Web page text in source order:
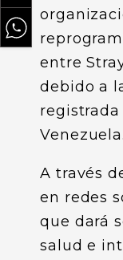
entre
debido a
Venezuela.
A través
en redes
que dará
salud e